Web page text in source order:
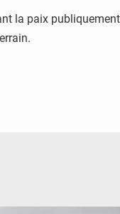
la paix